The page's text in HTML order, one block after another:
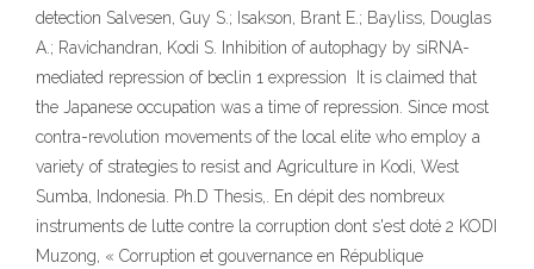
detection Salvesen, Guy S.; Isakson, Brant E.; Bayliss, Douglas
A.; Ravichandran, Kodi S. Inhibition of autophagy by siRNA-
mediated repression of beclin 1 expression It is claimed that
the Japanese occupation was a time of repression. Since most
contra-revolution movements of the local elite who employ a
variety of strategies to resist and Agriculture in Kodi, West
Sumba, Indonesia. Ph.D Thesis,. En dépit des nombreux
instruments de lutte contre la corruption dont s'est doté 2 KODI
Muzong, « Corruption et gouvernance en République